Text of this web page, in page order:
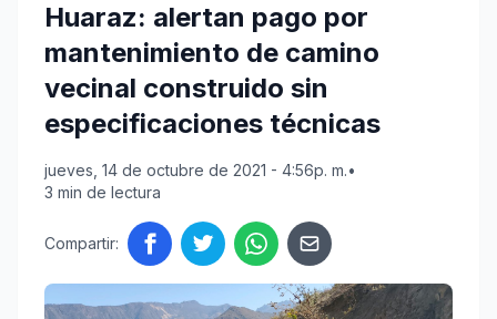
Huaraz: alertan pago por
mantenimiento de camino
vecinal construido sin
especificaciones técnicas
jueves, 14 de octubre de 2021 - 4:56p. m.•
3 min de lectura
Compartir: